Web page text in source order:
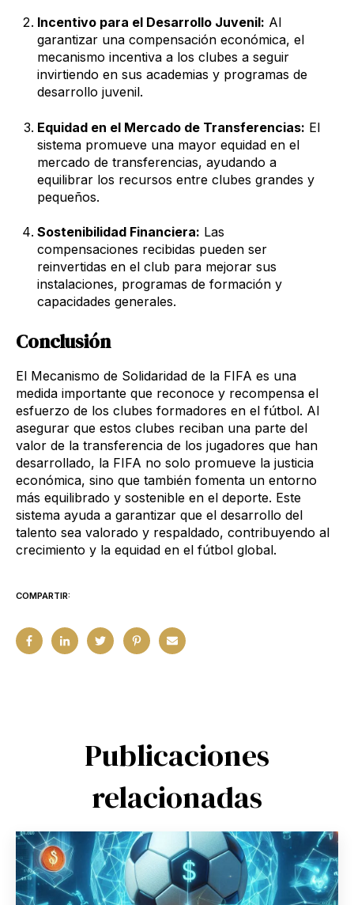
Incentivo para el Desarrollo Juvenil: Al
garantizar una compensación económica, el
mecanismo incentiva a los clubes a seguir
invirtiendo en sus academias y programas de
desarrollo juvenil.
Equidad en el Mercado de Transferencias: El
sistema promueve una mayor equidad en el
mercado de transferencias, ayudando a
equilibrar los recursos entre clubes grandes y
pequeños.
Sostenibilidad Financiera: Las
compensaciones recibidas pueden ser
reinvertidas en el club para mejorar sus
instalaciones, programas de formación y
capacidades generales.
Conclusión
El Mecanismo de Solidaridad de la FIFA es una
medida importante que reconoce y recompensa el
esfuerzo de los clubes formadores en el fútbol. Al
asegurar que estos clubes reciban una parte del
valor de la transferencia de los jugadores que han
desarrollado, la FIFA no solo promueve la justicia
económica, sino que también fomenta un entorno
más equilibrado y sostenible en el deporte. Este
sistema ayuda a garantizar que el desarrollo del
talento sea valorado y respaldado, contribuyendo al
crecimiento y la equidad en el fútbol global.
COMPARTIR:
Publicaciones
relacionadas